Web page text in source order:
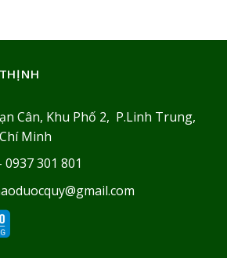
Cân, Khu Phố 2, P.Linh Trung,
Minh
0937 301 801